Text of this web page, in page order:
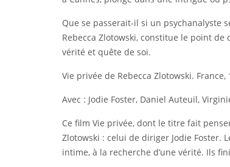
Que se passerait-il si un psychanalyste
Rebecca Zlotowski, constitue le point
vérité et quête de soi.
Vie privée de Rebecca Zlotowski.
Avec : Jodie Foster, Daniel Auteuil,
Ce film Vie privée, dont le titre fait
Zlotowski : celui de diriger Jodie Foster.
intime, à la recherche d’une vérité. Ils